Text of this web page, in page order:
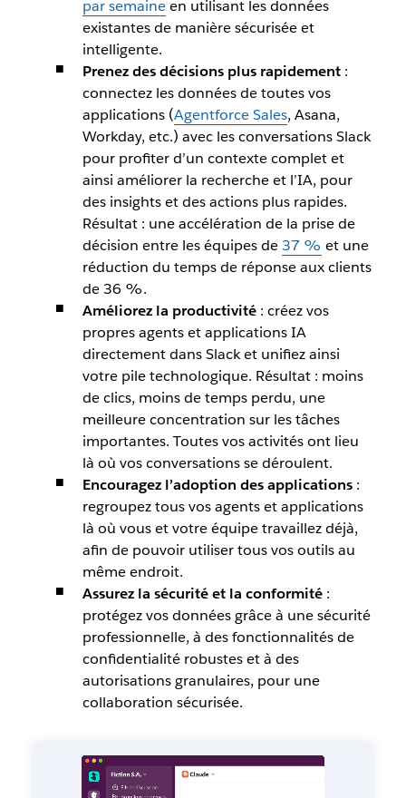
par semaineen utilisant les données
existantes de manière sécurisée et
intelligente.
Prenez des décisions plus rapidement:
connectez les données de toutes vos
applications (Agentforce Sales, Asana,
Workday, etc.) avec les conversations Slack
pour profiter d’un contexte complet et
ainsi améliorer la recherche et l’IA, pour
des insights et des actions plus rapides.
Résultat : une accélération de la prise de
décision entre les équipes de37 % et une
réduction du temps de réponse aux clients
de 36 %.
Améliorez la productivité: créez vos
propres agents et applications IA
directement dans Slack et unifiez ainsi
votre pile technologique. Résultat : moins
de clics, moins de temps perdu, une
meilleure concentration sur les tâches
importantes. Toutes vos activités ont lieu
là où vos conversations se déroulent.
Encouragez l’adoption des applications:
regroupez tous vos agents et applications
là où vous et votre équipe travaillez déjà,
afin de pouvoir utiliser tous vos outils au
même endroit.
Assurez la sécurité et la conformité:
protégez vos données grâce à une sécurité
professionnelle, à des fonctionnalités de
confidentialité robustes et à des
autorisations granulaires, pour une
collaboration sécurisée.